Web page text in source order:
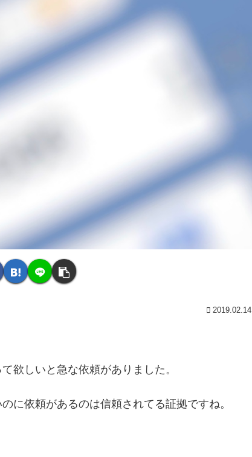
2019.02.14
欲しいと急な依頼がありました。
に依頼があるのは信頼されてる証拠ですね。